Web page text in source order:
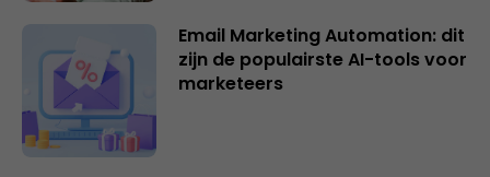
Email Marketing Automation: dit
zijn de populairste AI-tools voor
marketeers